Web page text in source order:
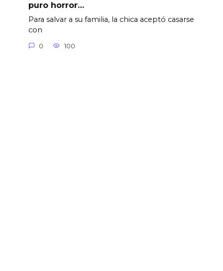
puro horror…
Para salvar a su familia, la chica aceptó casarse
con
0 100